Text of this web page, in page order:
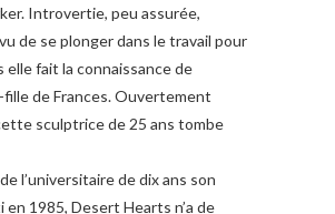
Introvertie, peu assurée,
de se plonger dans le travail pour
elle fait la connaissance de
fille de Frances. Ouvertement
sculptrice de 25 ans tombe
l’universitaire de dix ans son
en 1985, Desert Hearts n’a de